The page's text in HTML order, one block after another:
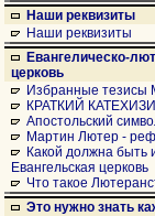
Наши реквизиты
Наши реквизиты
Евангелическо-
церковь
Избранные тезисы
КРАТКИЙ
Апостольский
Мартин Лютер -
Какой должна быть
Евангельская церковь
Что такое
Это нужно знать